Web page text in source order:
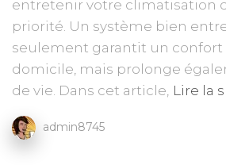
entretenir votre climatisation
priorité. Un système bien
seulement garantit un confort
domicile, mais prolonge
de vie. Dans cet article, Lire la
admin8745